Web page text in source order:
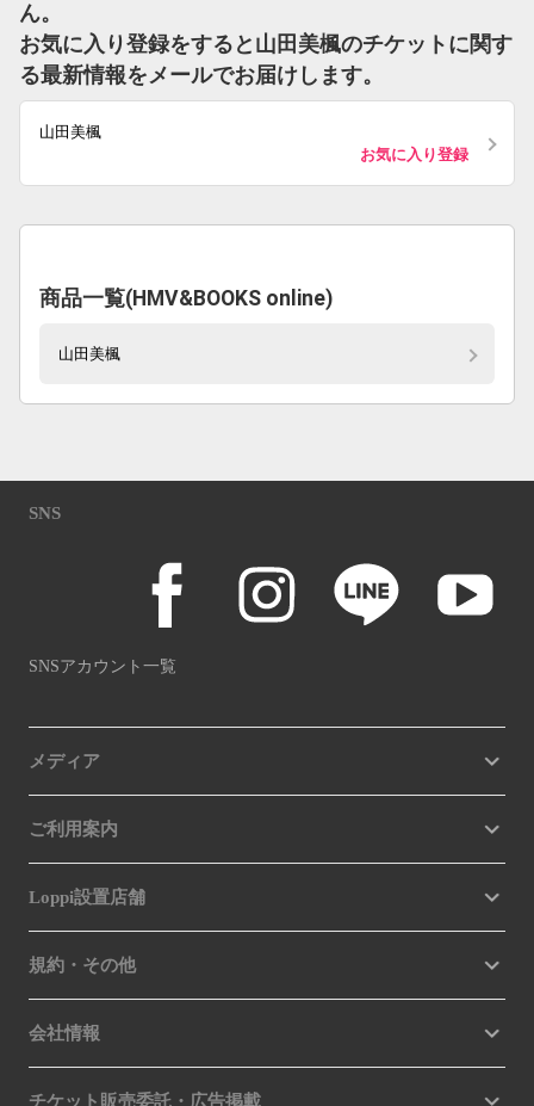
ん。
お気に入り登録をすると山田美楓のチケットに関す
る最新情報をメールでお届けします。
山田美楓
お気に入り登録
商品一覧(HMV&BOOKS online)
山田美楓
SNS
SNSアカウント一覧
メディア
ご利用案内
Loppi設置店舗
規約・その他
会社情報
チケット販売委託・広告掲載